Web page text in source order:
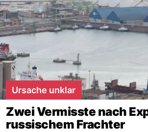
Ursache unklar
Zwei Vermisste nach
russischem Frachter